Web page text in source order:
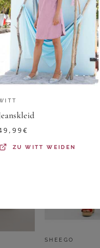
SHEEGO
€
ZUWITT WEIDEN